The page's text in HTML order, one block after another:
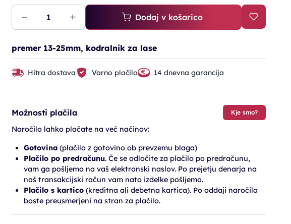
Dodaj v košarico
premer 13-25mm, kodralnik za lase
Hitra dostava Varno plačilo 14 dnevna garancija
Možnosti plačila Kje smo?
Naročilo lahko plačate na več načinov:
Gotovina(plačilo z gotovino ob prevzemu blaga)
Plačilo po predračunu. Če se odločite za plačilo po predračunu,
vam ga pošljemo na vaš elektronski naslov. Po prejetju denarja na
naš transakcijski račun vam nato izdelke pošljemo.
Plačilo s kartico(kreditna ali debetna kartica). Po oddaji naročila
boste preusmerjeni na stran za plačilo.